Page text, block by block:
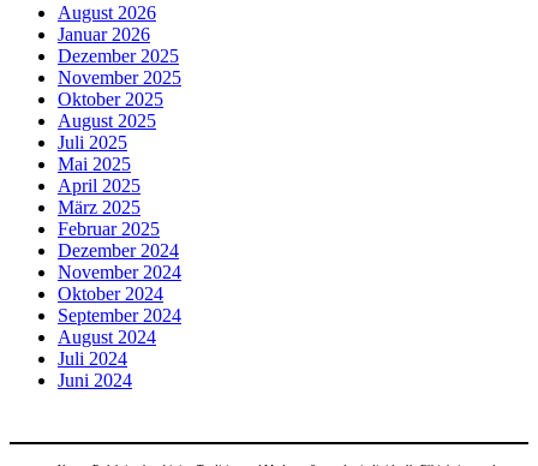
August 2026
Januar 2026
Dezember 2025
November 2025
Oktober 2025
August 2025
Juli 2025
Mai 2025
April 2025
März 2025
Februar 2025
Dezember 2024
November 2024
Oktober 2024
September 2024
August 2024
Juli 2024
Juni 2024